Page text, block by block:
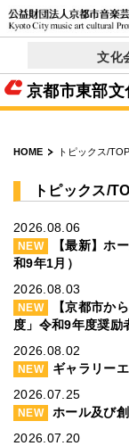
文化
京都市東部文
HOME トピックス/
トピックス/
2026.08.06
NEW
【最新】ホ
和9年1月）
2026.08.03
NEW
【京都市か
度」令和9年度奨励
2026.08.02
NEW
ギャラリー
2026.07.25
NEW
ホール及び
2026.07.20